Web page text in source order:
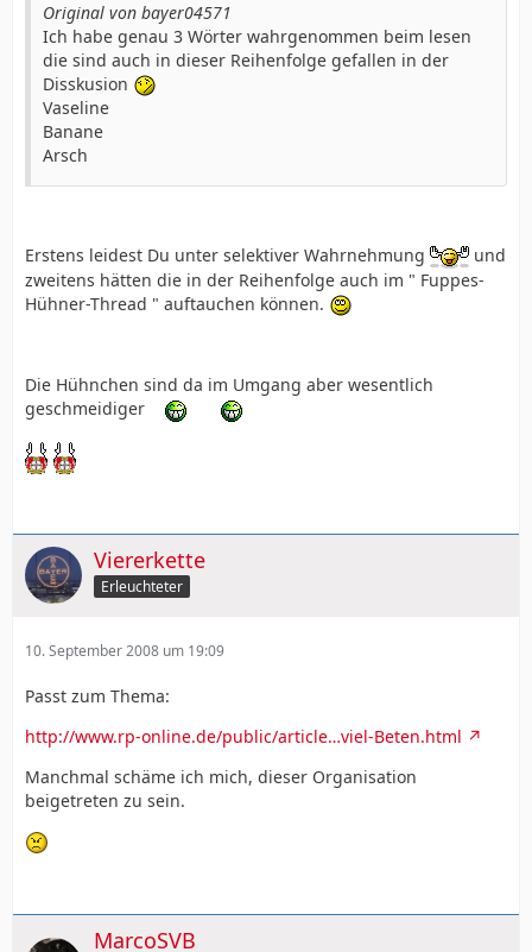
Original von bayer04571
Ich habe genau 3 Wörter wahrgenommen beim lesen
die sind auch in dieser Reihenfolge gefallen in der
Disskusion
Vaseline
Banane
Arsch
Erstens leidest Du unter selektiver Wahrnehmung
und
zweitens hätten die in der Reihenfolge auch im " Fuppes-
Hühner-Thread " auftauchen können.
Die Hühnchen sind da im Umgang aber wesentlich
geschmeidiger
Viererkette
Erleuchteter
10. September 2008 um 19:09
Passt zum Thema:
http://www.rp-online.de/public/article…viel-Beten.html
Manchmal schäme ich mich, dieser Organisation
beigetreten zu sein.
MarcoSVB